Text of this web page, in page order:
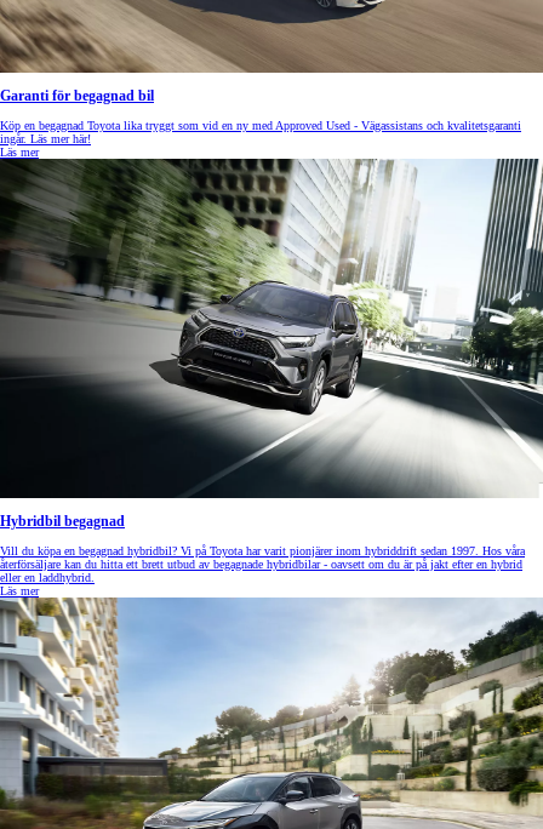
Garanti för begagnad bil
Köp en begagnad Toyota lika tryggt som vid en ny med Approved Used - Vägassistans och kvalitetsgaranti
ingår. Läs mer här!
Läs mer
Hybridbil begagnad
Vill du köpa en begagnad hybridbil? Vi på Toyota har varit pionjärer inom hybriddrift sedan 1997. Hos våra
återförsäljare kan du hitta ett brett utbud av begagnade hybridbilar - oavsett om du är på jakt efter en hybrid
eller en laddhybrid.
Läs mer